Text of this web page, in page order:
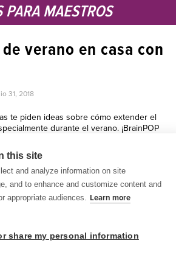
PARA MAESTROS
verano en casa con
31, 2018
te piden ideas sobre cómo extender el
durante el verano. ¡BrainPOP
this site
and analyze information on site
and to enhance and customize content and
appropriate audiences. Learn more
share my personal information